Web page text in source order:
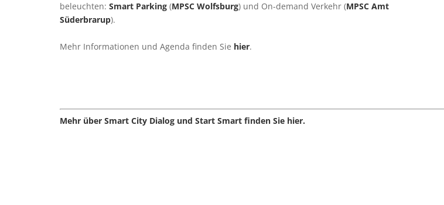
beleuchten: Smart Parking (MPSC Wolfsburg) und On-demand Verkehr (MPSC Amt
Süderbrarup).
Mehr Informationen und Agenda finden Sie hier.
Mehr über Smart City Dialog und Start Smart finden Sie hier.